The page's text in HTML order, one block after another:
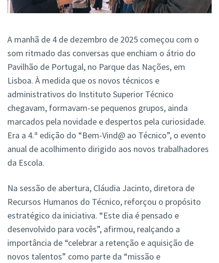
A manhã de 4 de dezembro de 2025 começou com o
som ritmado das conversas que enchiam o átrio do
Pavilhão de Portugal, no Parque das Nações, em
Lisboa. À medida que os novos técnicos e
administrativos do Instituto Superior Técnico
chegavam, formavam-se pequenos grupos, ainda
marcados pela novidade e despertos pela curiosidade.
Era a 4.ª edição do “Bem-Vind@ ao Técnico”, o evento
anual de acolhimento dirigido aos novos trabalhadores
da Escola.
Na sessão de abertura, Cláudia Jacinto, diretora de
Recursos Humanos do Técnico, reforçou o propósito
estratégico da iniciativa. “Este dia é pensado e
desenvolvido para vocês”, afirmou, realçando a
importância de “celebrar a retenção e aquisição de
novos talentos” como parte da “missão e